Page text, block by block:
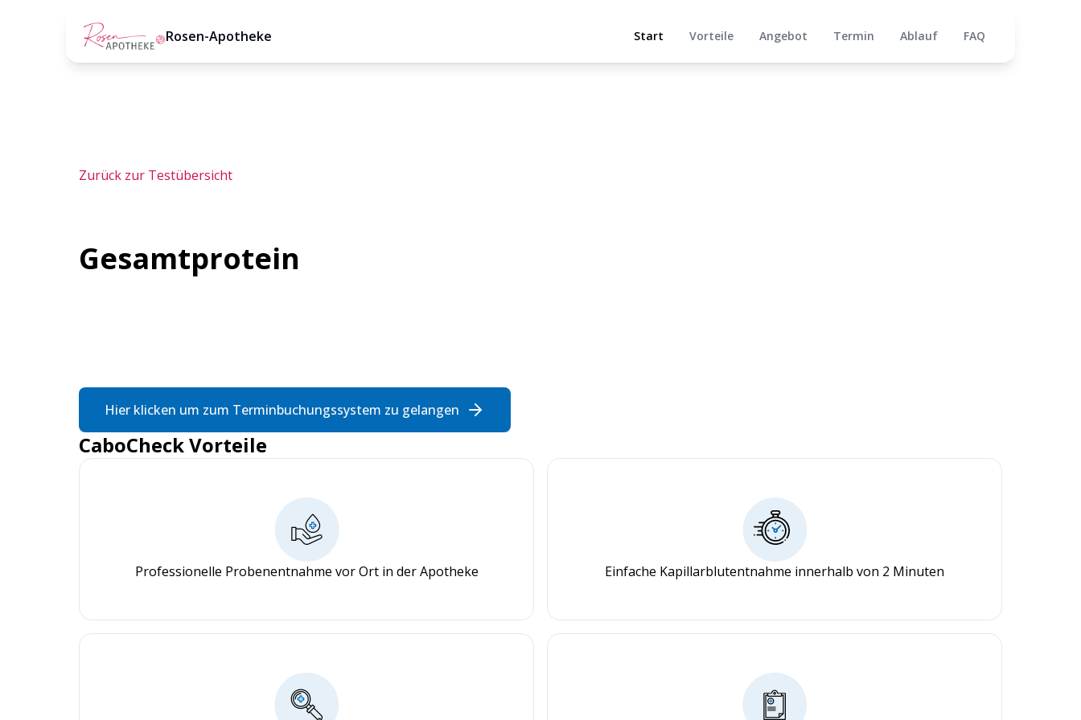
Rosen-Apotheke Start Vorteile Angebot Termin Ablauf FAQ
Zurück zur Testübersicht
Gesamtprotein
Hier klicken um zum Terminbuchungssystem zu gelangen
CaboCheck Vorteile
Professionelle Probenentnahme vor Ort in der Apotheke Einfache Kapillarblutentnahme innerhalb von 2 Minuten